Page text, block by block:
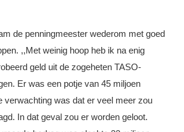
de penningmeester wederom met goed
,,Met weinig hoop heb ik na enig
geld uit de zogeheten TASO-
Er was een potje van 45 miljoen
verwachting was dat er veel meer zou
In dat geval zou er worden geloot.